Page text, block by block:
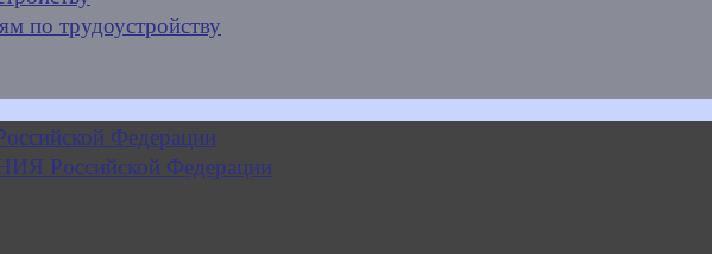
по трудоустройству